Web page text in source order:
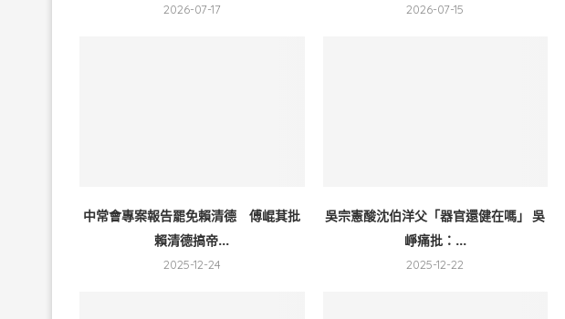
2026-07-17 2026-07-15
中常會專案報告罷免賴清德 傅崐萁批
賴清德搞帝...
2025-12-24
吳宗憲酸沈伯洋父「器官還健在嗎」 吳
崢痛批：...
2025-12-22